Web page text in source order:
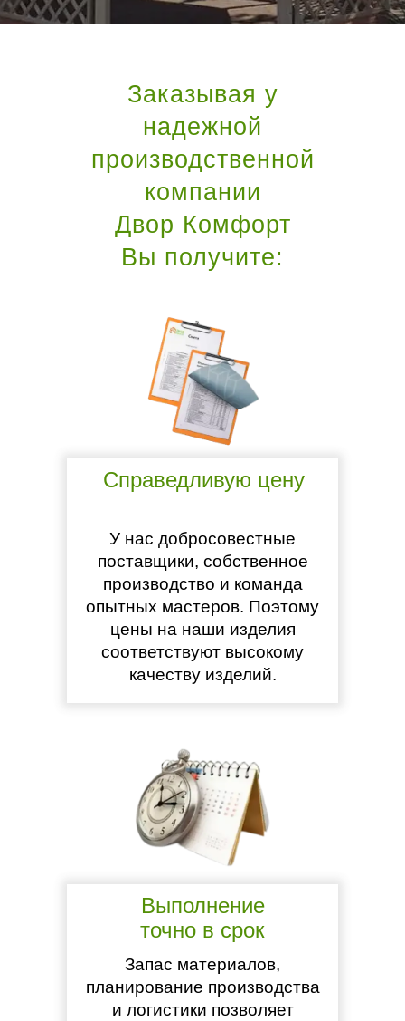
У нас добросовестные
поставщики, собственное
производство и команда
опытных мастеров. Поэтому
цены на наши изделия
соответствуют высокому
качеству изделий.
Справедливую цену
Запас материалов,
планирование производства
и логистики позволяет
Выполнение
точно в срок
Заказывая у
надежной
производственной
компании
Двор Комфорт
Вы получите: